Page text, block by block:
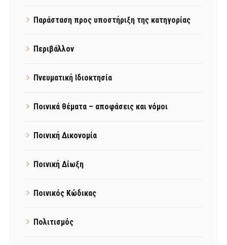
Παράσταση προς υποστήριξη της κατηγορίας
Περιβάλλον
Πνευματική Ιδιοκτησία
Ποινικά θέματα – αποφάσεις και νόμοι
Ποινική Δικονομία
Ποινική Δίωξη
Ποινικός Κώδικας
Πολιτισμός